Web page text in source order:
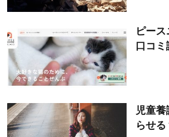
ピー
口コ
児童
らせ